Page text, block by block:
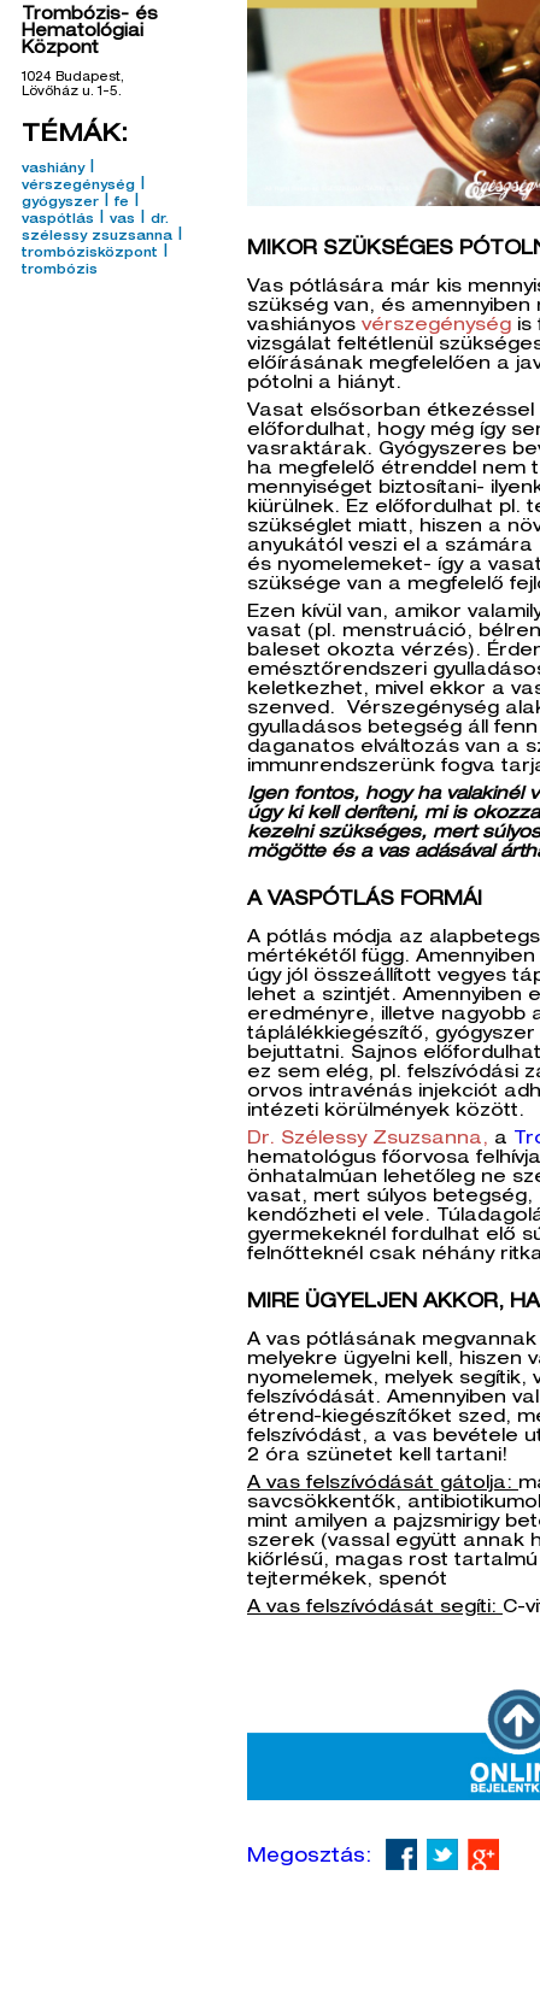
Trombózis- és
Hematológiai
Központ
1024 Budapest,
Lövőház u. 1-5.
TÉMÁK:
vashiány|
vérszegénység |
gyógyszer | fe |
vaspótlás | vas | dr.
szélessy zsuzsanna |
trombózisközpont |
trombózis
MIKOR SZÜKSÉGES
Vas pótlására már kis
szükség van, és amennyiben
vashiányos vérszegénység is
vizsgálat feltétlenül
előírásának megfelelően a
pótolni a hiányt.
Vasat elsősorban étkezéssel
előfordulhat, hogy még így
vasraktárak. Gyógyszeres
ha megfelelő étrenddel nem
mennyiséget biztosítani-
kiürülnek. Ez előfordulhat pl.
szükséglet miatt, hiszen a
anyukától veszi el a
és nyomelemeket- így a
szüksége van a megfelelő
Ezen kívül van, amikor
vasat (pl. menstruáció,
baleset okozta vérzés).
emésztőrendszeri
keletkezhet, mivel ekkor a
szenved. Vérszegénység
gyulladásos betegség áll
daganatos elváltozás van a
immunrendszerünk fogva
Igen fontos, hogy ha valakinél
úgy ki kell deríteni, mi is
kezelni szükséges, mert
mögötte és a vas adásával
A VASPÓTLÁS FORMÁI
A pótlás módja az
mértékétől függ.
úgy jól összeállított vegyes
lehet a szintjét. Amennyiben
eredményre, illetve nagyobb
táplálékkiegészítő,
bejuttatni. Sajnos
ez sem elég, pl. felszívódási
orvos intravénás injekciót
intézeti körülmények között.
Dr. Szélessy Zsuzsanna, a
hematológus főorvosa
önhatalmúan lehetőleg ne
vasat, mert súlyos
kendőzheti el vele.
gyermekeknél fordulhat elő
felnőtteknél csak néhány
MIRE ÜGYELJEN AKKOR,
A vas pótlásának
melyekre ügyelni kell, hiszen
nyomelemek, melyek segítik,
felszívódását. Amennyiben
étrend-kiegészítőket szed,
felszívódást, a vas bevétele
2 óra szünetet kell tartani!
A vas felszívódását gátolja:
savcsökkentők,
mint amilyen a pajzsmirigy
szerek (vassal együtt annak
kiőrlésű, magas rost
tejtermékek, spenót
A vas felszívódását segíti: C-
Megosztás: